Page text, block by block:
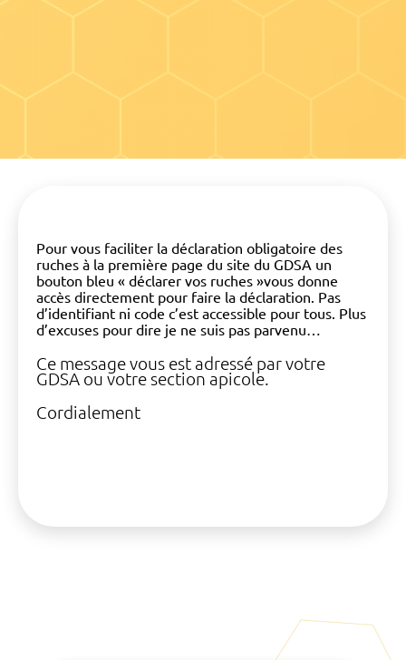
Pour vous faciliter la déclaration obligatoire des
ruches à la première page du site du GDSA un
bouton bleu « déclarer vos ruches »vous donne
accès directement pour faire la déclaration. Pas
d’identifiant ni code c’est accessible pour tous. Plus
d’excuses pour dire je ne suis pas parvenu…
Ce message vous est adressé par votre
GDSA ou votre section apicole.
Cordialement